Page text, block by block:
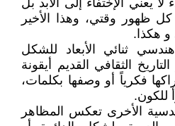
يعني الإختفاء إلى الأبد بل
كل ظهور وقتي، وهذا الأخير
و هكذا.
ثنائي الأبعاد للشكل
الثقافي القديم أيقونة
فكرياً أو وصفها بكلمات،
للكون.
الأخرى تعكس المظاهر